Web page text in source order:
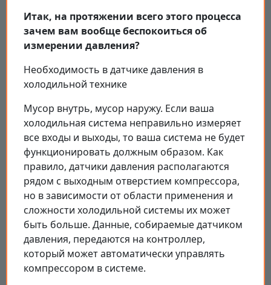
Итак, на протяжении всего этого процесса
зачем вам вообще беспокоиться об
измерении давления?
Необходимость в датчике давления в
холодильной технике
Мусор внутрь, мусор наружу. Если ваша
холодильная система неправильно измеряет
все входы и выходы, то ваша система не будет
функционировать должным образом. Как
правило, датчики давления располагаются
рядом с выходным отверстием компрессора,
но в зависимости от области применения и
сложности холодильной системы их может
быть больше. Данные, собираемые датчиком
давления, передаются на контроллер,
который может автоматически управлять
компрессором в системе.